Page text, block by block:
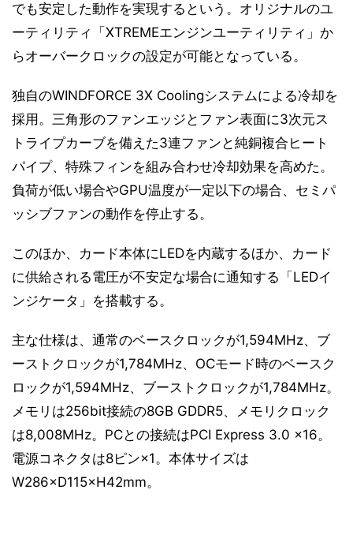
でも安定した動作を実現するという。オリジナルのユ
ーティリティ「XTREMEエンジンユーティリティ」か
らオーバークロックの設定が可能となっている。
独自のWINDFORCE 3X Coolingシステムによる冷却を
採用。三角形のファンエッジとファン表面に3次元ス
トライプカーブを備えた3連ファンと純銅複合ヒート
パイプ、特殊フィンを組み合わせ冷却効果を高めた。
負荷が低い場合やGPU温度が一定以下の場合、セミパ
ッシブファンの動作を停止する。
このほか、カード本体にLEDを内蔵するほか、カード
に供給される電圧が不安定な場合に通知する「LEDイ
ンジケータ」を搭載する。
主な仕様は、通常のベースクロックが1,594MHz、ブ
ーストクロックが1,784MHz、OCモード時のベースク
ロックが1,594MHz、ブーストクロックが1,784MHz。
メモリは256bit接続の8GB GDDR5、メモリクロック
は8,008MHz。PCとの接続はPCI Express 3.0 x16。
電源コネクタは8ピン×1。本体サイズは
W286×D115×H42mm。